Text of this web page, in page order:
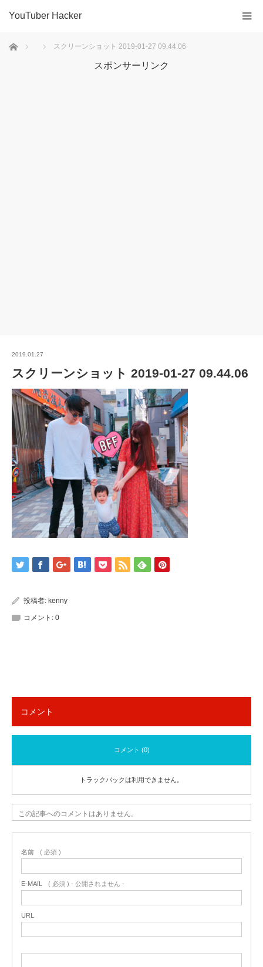
YouTuber Hacker
ホーム スクリーンショット 2019-01-27 09.44.06
スポンサーリンク
2019.01.27
スクリーンショット 2019-01-27 09.44.06
投稿者: kenny
コメント: 0
コメント
コメント (0)
トラックバックは利用できません。
この記事へのコメントはありません。
名前 ( 必須 )
E-MAIL ( 必須 ) - 公開されません -
URL